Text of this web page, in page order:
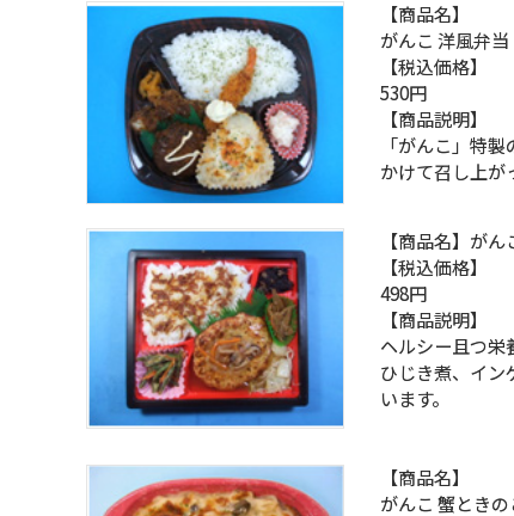
【商品名】
がんこ 洋風弁当
【税込価格】
530円
【商品説明】
「がんこ」特
かけて召し上が
【商品名】が
【税込価格】
498円
【商品説明】
ヘルシー且つ栄
ひじき煮、イン
います。
【商品名】
がんこ 蟹とき